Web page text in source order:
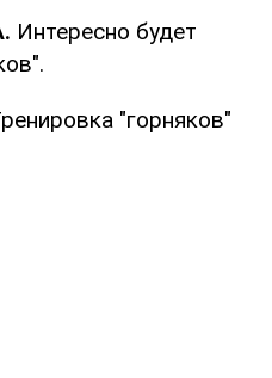
Интересно будет
"горняков"